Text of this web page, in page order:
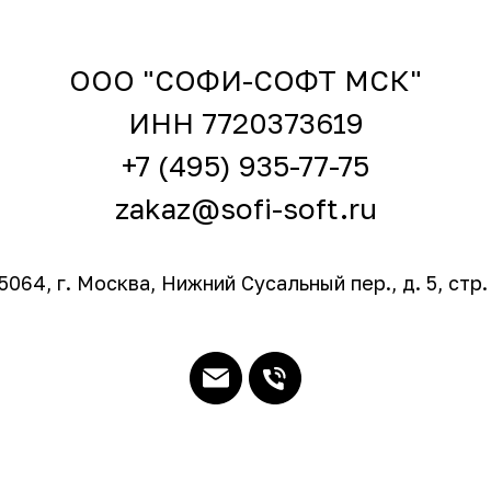
ООО "СОФИ-СОФТ МСК"
ИНН 7720373619
+7 (495) 935-77-75
zakaz@sofi-soft.ru
г. Москва, Нижний Сусальный пер., д. 5, стр.